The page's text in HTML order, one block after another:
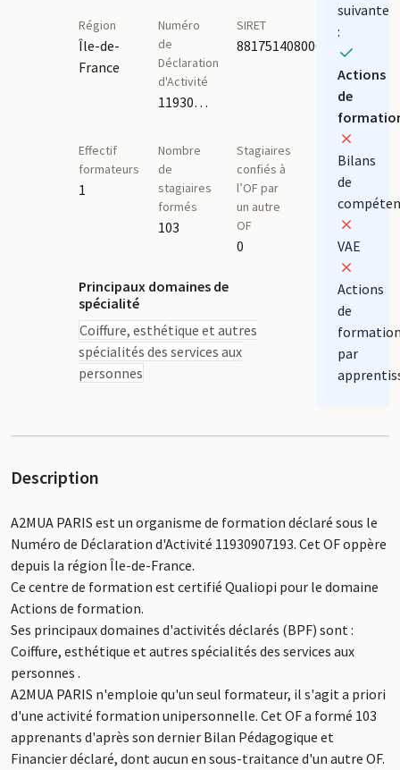
Région
Île-de-
France
Numéro
de
Déclaration
d'Activité
11930907193
SIRET
88175140800017
Effectif
formateurs
1
Nombre
de
stagiaires
formés
103
Stagiaires
confiés à
l’OF par
un autre
OF
0
Principaux domaines de
spécialité
Coiffure, esthétique et autres
spécialités des services aux
personnes
suivante
:
Actions
de
Bilans
de
VAE
Actions
de
par
Description
A2MUA PARIS est un organisme de formation déclaré sous le
Numéro de Déclaration d'Activité 11930907193. Cet OF oppère
depuis la région Île-de-France.
Ce centre de formation est certifié Qualiopi pour le domaine
Actions de formation.
Ses principaux domaines d'activités déclarés (BPF) sont :
Coiffure, esthétique et autres spécialités des services aux
personnes .
A2MUA PARIS n'emploie qu'un seul formateur, il s'agit a priori
d'une activité formation unipersonnelle. Cet OF a formé 103
apprenants d'après son dernier Bilan Pédagogique et
Financier déclaré, dont aucun en sous-traitance d'un autre OF.